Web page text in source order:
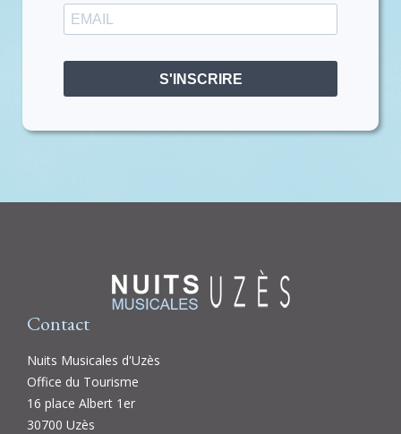
S'INSCRIRE
Contact
Nuits Musicales d'Uzès
Office du Tourisme
16 place Albert 1er
30700 Uzès